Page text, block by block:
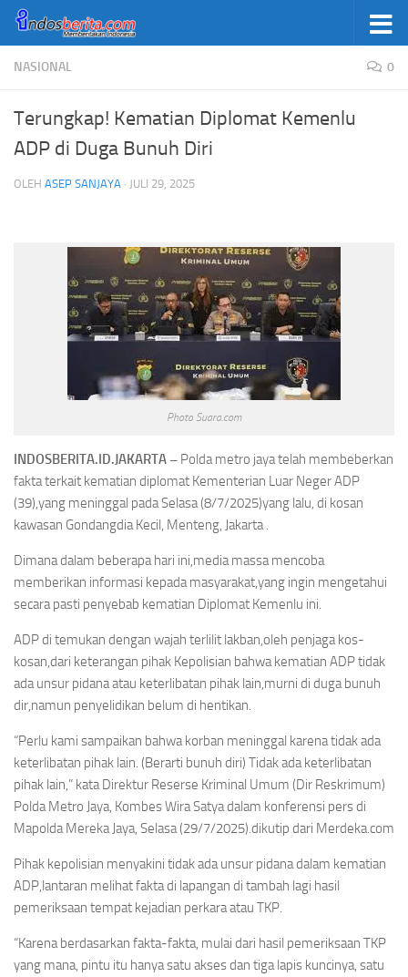
Skip to content
NASIONAL 0
Terungkap! Kematian Diplomat Kemenlu
ADP di Duga Bunuh Diri
OLEH ASEP SANJAYA · JULI 29, 2025
Photo Suara.com
INDOSBERITA.ID.JAKARTA – Polda metro jaya telah membeberkan
fakta terkait kematian diplomat Kementerian Luar Neger ADP
(39),yang meninggal pada Selasa (8/7/2025)yang lalu, di kosan
kawasan Gondangdia Kecil, Menteng, Jakarta .
Dimana dalam beberapa hari ini,media massa mencoba
memberikan informasi kepada masyarakat,yang ingin mengetahui
secara pasti penyebab kematian Diplomat Kemenlu ini.
ADP di temukan dengan wajah terlilit lakban,oleh penjaga kos-
kosan,dari keterangan pihak Kepolisian bahwa kematian ADP tidak
ada unsur pidana atau keterlibatan pihak lain,murni di duga bunuh
dir,namun penyelidikan belum di hentikan.
“Perlu kami sampaikan bahwa korban meninggal karena tidak ada
keterlibatan pihak lain. (Berarti bunuh diri) Tidak ada keterlibatan
pihak lain,” kata Direktur Reserse Kriminal Umum (Dir Reskrimum)
Polda Metro Jaya, Kombes Wira Satya dalam konferensi pers di
Mapolda Mereka Jaya, Selasa (29/7/2025).dikutip dari Merdeka.com
Pihak kepolisian menyakini tidak ada unsur pidana dalam kematian
ADP,lantaran melihat fakta di lapangan di tambah lagi hasil
pemeriksaan tempat kejadian perkara atau TKP.
“Karena berdasarkan fakta-fakta, mulai dari hasil pemeriksaan TKP
yang mana, pintu itu hanya satu akses dan tiga lapis kuncinya, satu